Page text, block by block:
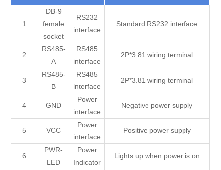
1
DB-9
female
socket
RS232
interface
Standard RS232 interface
2
RS485-
A
RS485
interface
2P*3.81 wiring terminal
3
RS485-
B
RS485
interface
2P*3.81 wiring terminal
4 GND
Power
interface
Negative power supply
5 VCC
Power
interface
Positive power supply
6
PWR-
LED
Power
Indicator
Lights up when power is on